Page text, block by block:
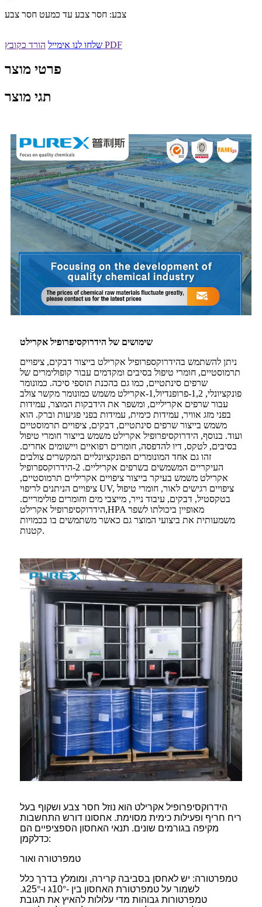
צבע: חסר צבע עד כמעט חסר צבע
שלחו לנו אימייל הורד כקובץ PDF
פרטי מוצר
תגי מוצר
שימושים של הידרוקסיפרופיל אקרילט
ניתן להשתמש בהידרוקספרופיל אקרילט בייצור דבקים, ציפויים
תרמוסטיים, חומרי טיפול בסיבים ומקדמים עבור קופולימרים של
שרפים סינתטיים, כמו גם בהכנת תוספי סיכה. כמונומר
פונקציונלי, 1,2-פרופנדיול,1-אקרילט משמש כמונומר מקשר צולב
עבור שרפים אקריליים, ומשפר את הידבקות המוצר, עמידות
בפני מזג אוויר, עמידות כימית, עמידות בפני פגיעות וברק. הוא
משמש בייצור שרפים סינתטיים, דבקים, ציפויים תרמוסטיים
ועוד. בנוסף, הידרוקסיפרופיל אקרילט משמש בייצור חומרי טיפול
בסיבים, לטקס, דיו להדפסה, חומרים רפואיים ויישומים אחרים.
זהו גם אחד המונומרים הפונקציונליים המקשרים צולבים
העיקריים המשמשים בשרפים אקריליים. 2-הידרוקספרופיל
אקרילט משמש בעיקר בייצור ציפויים אקריליים תרמוסטיים,
ציפויים הניתנים לריפוי UV, ציפויים רגישים לאור, חומרי טיפול
בטקסטיל, דבקים, עיבוד נייר, מייצבי מים וחומרים פולימריים.
הידרוקסיפרופיל אקרילט,HPA מאופיין ביכולתו לשפר
משמעותית את ביצועי המוצר גם כאשר משתמשים בו בכמויות
קטנות.
הידרוקסיפרופיל אקרילט הוא נוזל חסר צבע ושקוף בעל
ריח חריף ופעילות כימית מסוימת. אחסונו דורש התחשבות
מקיפה בגורמים שונים. תנאי האחסון הספציפיים הם
כדלקמן:
טמפרטורה ואור
טמפרטורה: יש לאחסן בסביבה קרירה, ומומלץ בדרך כלל
לשמור על טמפרטורת האחסון בין -10° ג ו-25°
ג.
טמפרטורות גבוהות מדי עלולות להאיץ את תגובת